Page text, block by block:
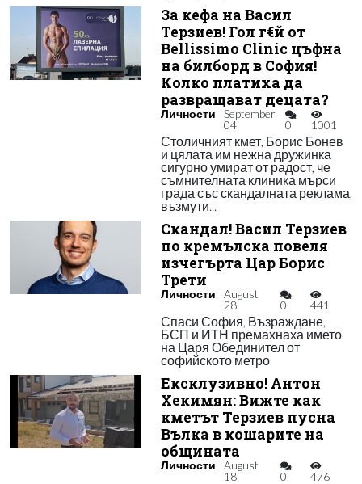
За кефа на Васил
Терзиев! Гол г€й от
Bellissimo Clinic цъфна
на билборд в София!
Колко платиха да
развращават децата?
Личности
September
04
0 1001
Столичният кмет, Борис Бонев
и цялата им нежна дружинка
сигурно умират от радост, че
съмнителната клиника мърси
града със скандалната реклама,
възмути...
Скандал! Васил Терзиев
по кремълска повеля
изчегърта Цар Борис
Трети
Личности
August
28
0 441
Спаси София, Възраждане,
БСП и ИТН премахнаха името
на Царя Обединител от
софийското метро
Ексклузивно! Антон
Хекимян: Вижте как
кметът Терзиев пусна
Вълка в кошарите на
общината
Личности
August
18
0 476